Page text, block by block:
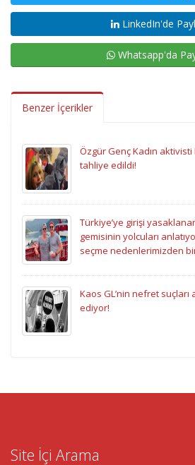
LinkedIn'de
Whatsapp'da
Benzer İçerikler
Özgür Genç Kadın aktivisti
tahliye edildi!
Türkiye’ye girişi
gemisinin yolcuları
seçme nedenlerimizden
Kaos GL’nin nefret suçları
ediyor!
Site İçi Arama